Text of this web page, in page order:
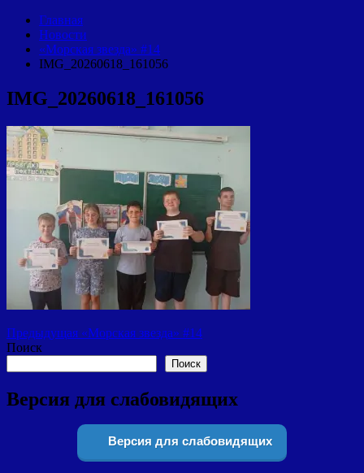
Главная
Новости
«Морская звезда» #14
IMG_20260618_161056
IMG_20260618_161056
Навигация
по
записям
Предыдущая Предыдущая
«Морская звезда» #14
Поиск
Поиск
Версия для слабовидящих
Версия для слабовидящих